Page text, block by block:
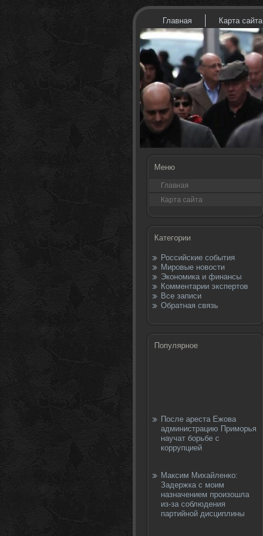
Главная Карта сайта
Меню
Главная
Карта сайта
Категории
Российские события
Мировые новости
Экономика и финансы
Комментарии экспертов
Все записи
Обратная связь
Популярное
После ареста Ежова
администрацию Приморья
научат борьбе с
коррупцией
Максим Михайленко:
Задержка с моим
назначением произошла
из-за соблюдения
партийной дисциплины